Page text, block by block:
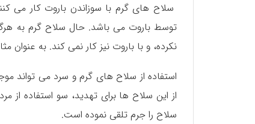
سلاح های گرم با سوزاندن باروت کار می
توسط باروت می باشد‌. حال سلاح گرم به
نکرده، و با باروت نیز کار نمی کند. به
استفاده از سلاح های گرم و سرد می تواند
از این سلاح ها برای تهديد، سو استفاده
سلاح را جرم تلقی نموده است.